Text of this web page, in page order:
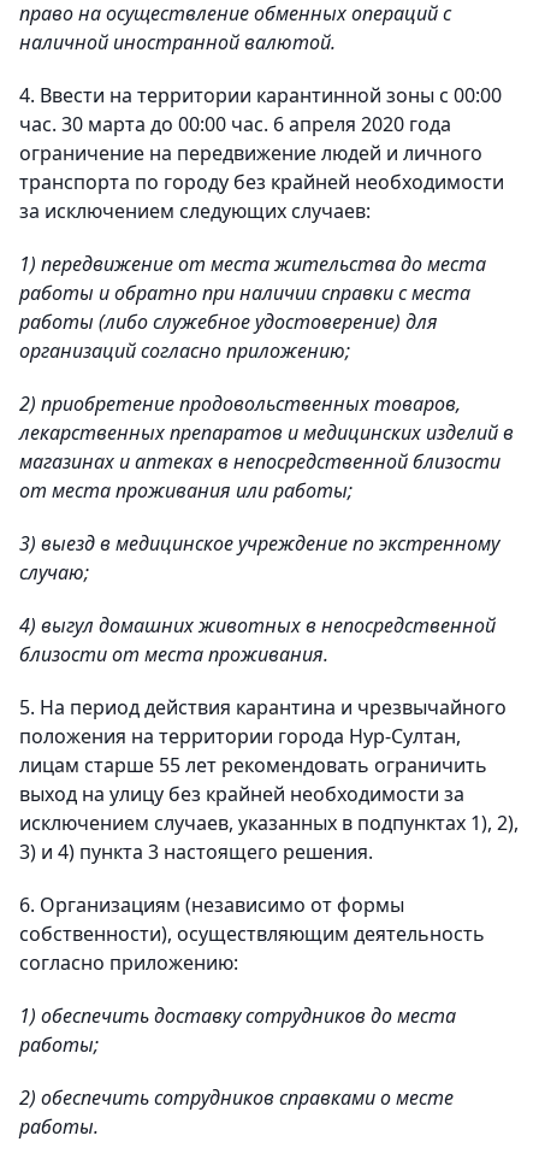
право на осуществление обменных операций с
наличной иностранной валютой.
4. Ввести на территории карантинной зоны с 00:00
час. 30 марта до 00:00 час. 6 апреля 2020 года
ограничение на передвижение людей и личного
транспорта по городу без крайней необходимости
за исключением следующих случаев:
1) передвижение от места жительства до места
работы и обратно при наличии справки с места
работы (либо служебное удостоверение) для
организаций согласно приложению;
2) приобретение продовольственных товаров,
лекарственных препаратов и медицинских изделий в
магазинах и аптеках в непосредственной близости
от места проживания или работы;
3) выезд в медицинское учреждение по экстренному
случаю;
4) выгул домашних животных в непосредственной
близости от места проживания.
5. На период действия карантина и чрезвычайного
положения на территории города Нур-Султан,
лицам старше 55 лет рекомендовать ограничить
выход на улицу без крайней необходимости за
исключением случаев, указанных в подпунктах 1), 2),
3) и 4) пункта 3 настоящего решения.
6. Организациям (независимо от формы
собственности), осуществляющим деятельность
согласно приложению:
1) обеспечить доставку сотрудников до места
работы;
2) обеспечить сотрудников справками о месте
работы.